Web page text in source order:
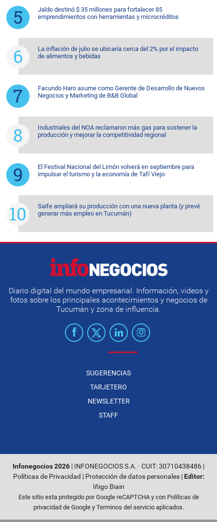
Jaldo destinó $ 35 millones para fortalecer 85
emprendimientos con herramientas y microcréditos
La inflación de julio se ubicaría cerca del 2% por el impacto
de alimentos y bebidas
Facundo Haro asume como Gerente de Desarrollo de Nuevos
Negocios y Marketing de B&B Global
Industriales del NOA reclamaron más gas para sostener la
producción y mejorar la competitividad regional
El Festival Nacional del Limón volverá en septiembre para
impulsar el turismo y la economía de Tafí Viejo
Saife ampliará su producción con una nueva planta (y prevé
generar más empleo en Tucumán)
Diario digital del mundo empresarial. Información, videos y
fotos sobre los principales acontecimientos y negocios de
Tucumán y zona de influencia.
SUGERENCIAS
TARJETERO
NEWSLETTER
STAFF
Infonegocios 2026 | INFONEGOCIOS S.A. · CUIT: 30710438486 |
Políticas de Privacidad | Protección de datos personales| Editor:
Iñigo Biain
Este sitio esta protegido por Google reCAPTCHA y con Políticas de
privacidad de Googley Terminos del servicioaplicados.